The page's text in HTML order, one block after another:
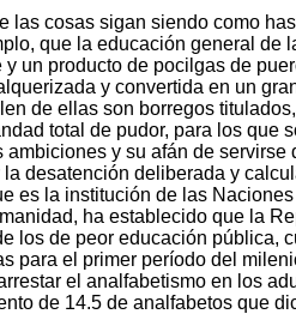
las cosas sigan siendo como
que la educación general de
y un producto de pocilgas de
y convertida en un
de ellas son borregos
total de pudor, para los que
y su afán de
desatención deliberada y
es la institución de las
ha establecido que la
los de peor educación pública,
para el primer período del
el analfabetismo en los
de 14.5 de analfabetos que